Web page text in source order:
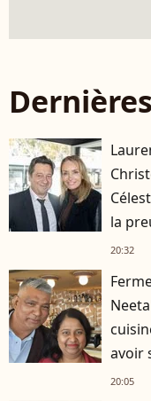
la
20:32
avoir
20:05